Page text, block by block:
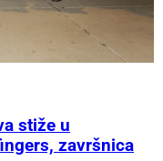
stiže u
završnica